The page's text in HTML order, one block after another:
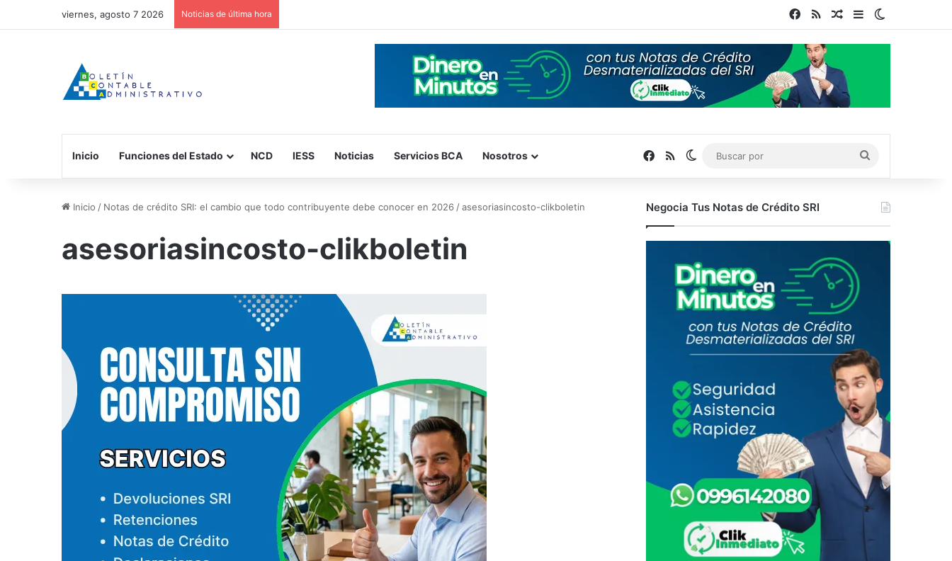
viernes, agosto 7 2026 Noticias de última hora Facebook
RSS Publicación al azar
Barra lateral
Inicio Funciones del Estado NCD IESS Noticias Servicios BCA Nosotros Facebook
RSS Switch skin
por
Inicio / Notas de crédito SRI: el cambio que todo contribuyente debe conocer en 2026 /asesoriasincosto-clikboletin
asesoriasincosto-clikboletin
Negocia Tus Notas de Crédito SRI